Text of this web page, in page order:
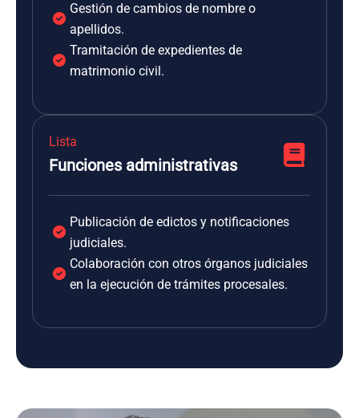
Gestión de cambios de nombre o
apellidos.
Tramitación de expedientes de
matrimonio civil.
Lista
Funciones administrativas
Publicación de edictos y notificaciones
judiciales.
Colaboración con otros órganos judiciales
en la ejecución de trámites procesales.